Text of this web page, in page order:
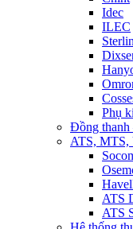
Idec
ILEC
Phụ
Đồng thanh
ATS, MTS,
ATS
ATS